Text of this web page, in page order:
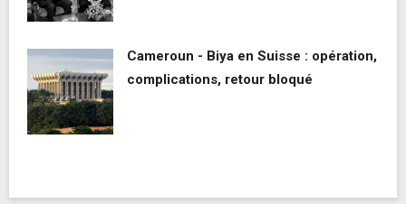
Cameroun - Biya en Suisse : opération,
complications, retour bloqué